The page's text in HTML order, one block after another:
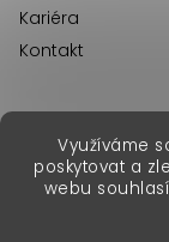
Využíváme
poskytovat a
webu
Kariéra
Kontakt
Copyright 2026